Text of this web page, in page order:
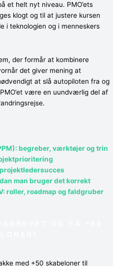
et helt nyt niveau. PMO’ets
klogt og til at justere kursen
i teknologien og i menneskers
der formår at kombinere
det giver mening at
at slå autopiloten fra og
være en uundværlig del af
begreber, værktøjer og trin
man bruger det korrekt
roller, roadmap og faldgruber